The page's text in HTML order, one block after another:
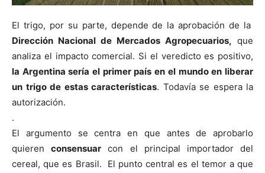
El trigo, por su parte, depende de la aprobación de la
Dirección Nacional de Mercados Agropecuarios, que
analiza el impacto comercial. Si el veredicto es positivo,
la Argentina sería el primer país en el mundo en liberar
un trigo de estas características. Todavía se espera la
autorización.
.
El argumento se centra en que antes de aprobarlo
quierenconsensuar con el principal importador del
cereal, que es Brasil. El punto central es el temor a que